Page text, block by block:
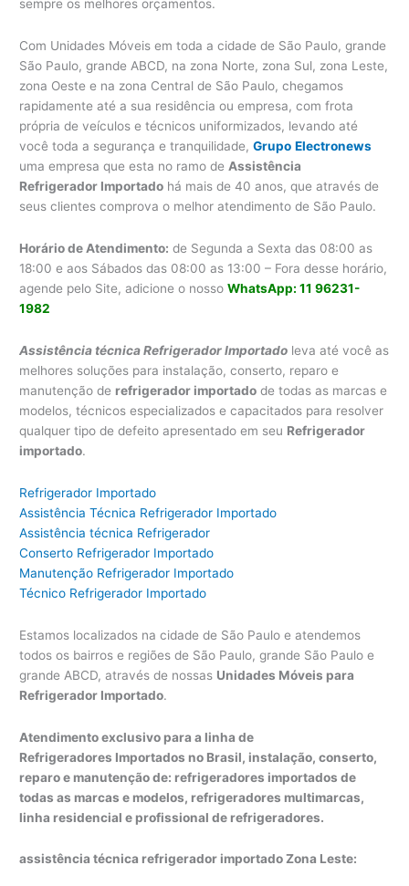
sempre os melhores orçamentos.
Com Unidades Móveis em toda a cidade de São Paulo, grande
São Paulo, grande ABCD, na zona Norte, zona Sul, zona Leste,
zona Oeste e na zona Central de São Paulo, chegamos
rapidamente até a sua residência ou empresa, com frota
própria de veículos e técnicos uniformizados, levando até
você toda a segurança e tranquilidade,Grupo Electronews
uma empresa que esta no ramo de Assistência
Refrigerador Importado há mais de 40 anos, que através de
seus clientes comprova o melhor atendimento de São Paulo.
Horário de Atendimento: de Segunda a Sexta das 08:00 as
18:00 e aos Sábados das 08:00 as 13:00 – Fora desse horário,
agende pelo Site, adicione o nossoWhatsApp: 11 96231-
1982
Assistência técnica Refrigerador Importado leva até você as
melhores soluções para instalação, conserto, reparo e
manutenção de refrigerador importado de todas as marcas e
modelos, técnicos especializados e capacitados para resolver
qualquer tipo de defeito apresentado em seu Refrigerador
importado.
Refrigerador Importado
Assistência Técnica Refrigerador Importado
Assistência técnica Refrigerador
Conserto Refrigerador Importado
Manutenção Refrigerador Importado
Técnico Refrigerador Importado
Estamos localizados na cidade de São Paulo e atendemos
todos os bairros e regiões de São Paulo, grande São Paulo e
grande ABCD, através de nossas Unidades Móveis para
Refrigerador Importado.
Atendimento exclusivo para a linha de
Refrigeradores Importados no Brasil, instalação, conserto,
reparo e manutenção de: refrigeradores importados de
todas as marcas e modelos, refrigeradores multimarcas,
linha residencial e profissional de refrigeradores.
assistência técnica refrigerador importado Zona Leste: